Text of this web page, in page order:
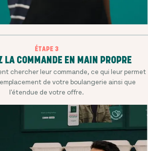
ÉTAPE 3
LA COMMANDE EN MAIN PROPRE
chercher leur commande, ce qui leur permet
de votre boulangerie ainsi que
l'étendue de votre offre.